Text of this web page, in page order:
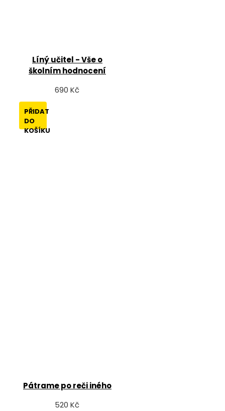
Líný učitel - Vše o
školním hodnocení
690 Kč
PŘIDAT
DO
KOŠÍKU
Pátrame po reči iného
520 Kč